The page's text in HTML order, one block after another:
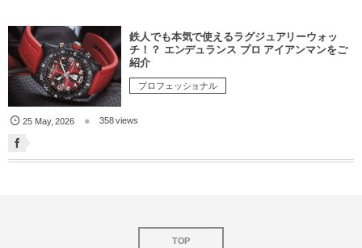
鉄人でも本気で使えるラグジュアリーウォッ
チ！？ エンデュランス プロ アイアンマンをご
紹介
プロフェッショナル
25 May,2026 358 views
TOP